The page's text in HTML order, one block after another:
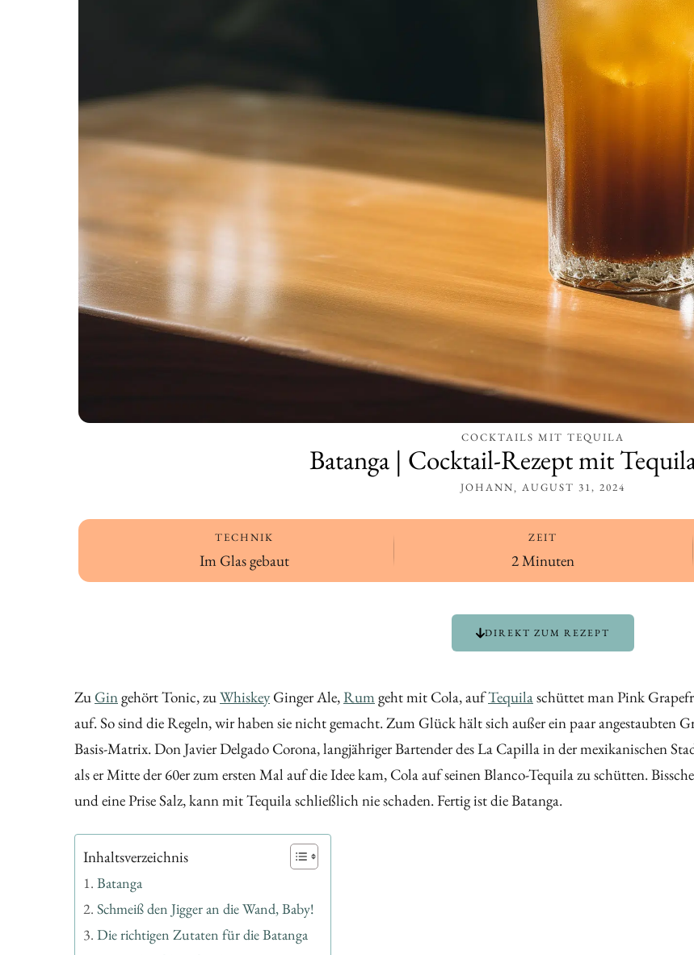
COCKTAILS MIT TEQUILA
Batanga | Cocktail-Rezept mit
JOHANN AUGUST 31, 2024
TECHNIK
Im Glas gebaut
ZEIT
2 Minuten
DIREKT ZUM REZEPT
Zu Gingehört Tonic, zuWhiskeyGinger Ale,Rum geht mit Cola, aufTequilaschüttet man Pink
auf. So sind die Regeln, wir haben sie nicht gemacht. Zum Glück hält sich außer ein paar angestaubten
Basis-Matrix. Don Javier Delgado Corona, langjähriger Bartender des La Capilla in der mexikanischen
als er Mitte der 60er zum ersten Mal auf die Idee kam, Cola auf seinen Blanco-Tequila zu schütten.
und eine Prise Salz, kann mit Tequila schließlich nie schaden. Fertig ist die Batanga.
Inhaltsverzeichnis
Batanga
Schmeiß den Jigger an die Wand, Baby!
Die richtigen Zutaten für die Batanga